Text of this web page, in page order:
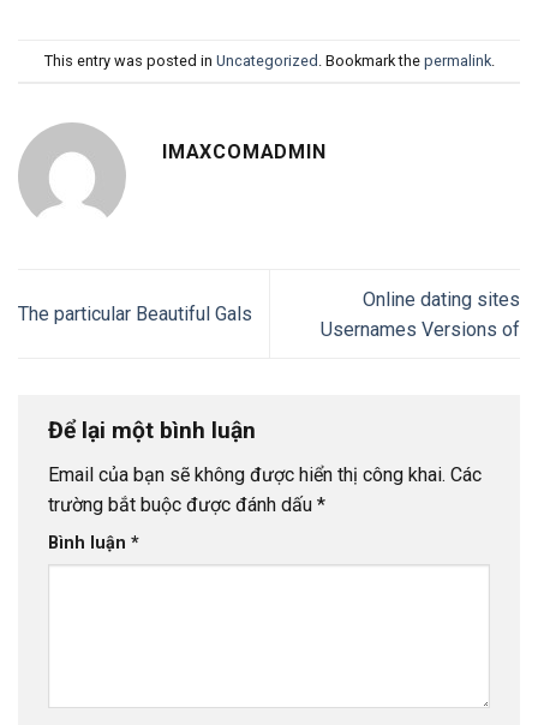
This entry was posted in Uncategorized . Bookmark the permalink.
IMAXCOMADMIN
The particular Beautiful Gals
Online dating sites
Usernames Versions of
Để lại một bình luận
Email của bạn sẽ không được hiển thị công khai. Các
trường bắt buộc được đánh dấu *
Bình luận *